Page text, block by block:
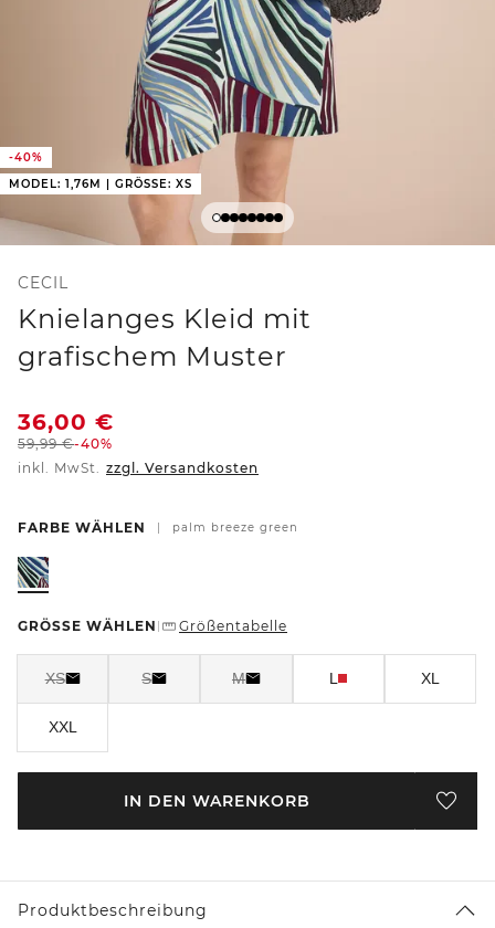
-40%
MODEL: 1,76M | GRÖSSE: XS
CECIL
Knielanges Kleid mit
grafischem Muster
36,00 €
59,99€-40%
inkl. MwSt. zzgl. Versandkosten
FARBE WÄHLEN palm breeze green
GRÖSSE WÄHLEN Größentabelle
XS S M L XL
XXL
IN DEN WARENKORB
Produktbeschreibung